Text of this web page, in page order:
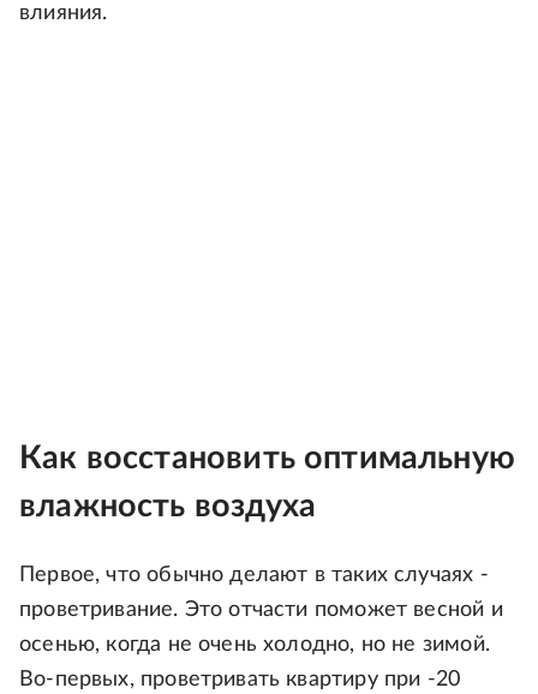
влияния.
Как восстановить оптимальную
влажность воздуха
Первое, что обычно делают в таких случаях -
проветривание. Это отчасти поможет весной и
осенью, когда не очень холодно, но не зимой.
Во-первых, проветривать квартиру при -20